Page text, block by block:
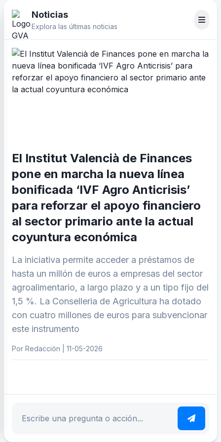
Noticias
Explora las últimas noticias
El Institut Valencià de Finances
pone en marcha la nueva línea
bonificada ‘IVF Agro Anticrisis’
para reforzar el apoyo financiero
al sector primario ante la actual
coyuntura económica
La iniciativa permite acceder a préstamos de
hasta un millón de euros a empresas del sector
agroalimentario, a largo plazo y a un tipo fijo del
1,5 %. La Conselleria de Agricultura ha dotado
con cuatro millones de euros para subvencionar
este instrumento
Por Redacción | 11-05-2026
Escribe tu pregunta